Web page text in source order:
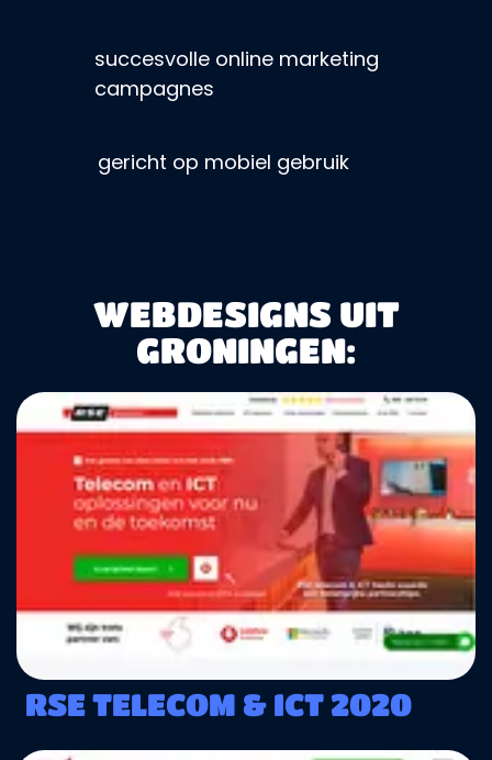
succesvolle online marketing
campagnes
gericht op mobiel gebruik
WEBDESIGNS UIT
GRONINGEN:
RSE TELECOM & ICT 2020